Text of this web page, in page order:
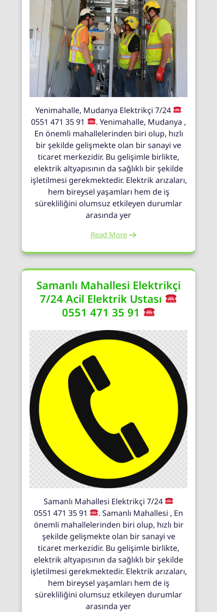
Yenimahalle, Mudanya Elektrikçi 7/24
0551 471 35 91
. Yenimahalle, Mudanya ,
En önemli mahallelerinden biri olup, hızlı
bir şekilde gelişmekte olan bir sanayi ve
ticaret merkezidir. Bu gelişimle birlikte,
elektrik altyapısının da sağlıklı bir şekilde
işletilmesi gerekmektedir. Elektrik arızaları,
hem bireysel yaşamları hem de iş
sürekliliğini olumsuz etkileyen durumlar
arasında yer
Read More
Samanlı Mahallesi Elektrikçi
7/24 Acil Elektrik Ustası
0551 471 35 91
Samanlı Mahallesi Elektrikçi 7/24
0551 471 35 91
. Samanlı Mahallesi , En
önemli mahallelerinden biri olup, hızlı bir
şekilde gelişmekte olan bir sanayi ve
ticaret merkezidir. Bu gelişimle birlikte,
elektrik altyapısının da sağlıklı bir şekilde
işletilmesi gerekmektedir. Elektrik arızaları,
hem bireysel yaşamları hem de iş
sürekliliğini olumsuz etkileyen durumlar
arasında yer